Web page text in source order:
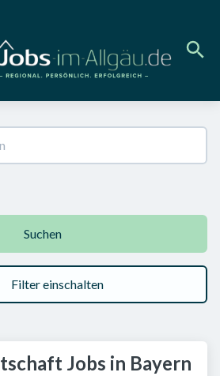
Suchen
Filter einschalten
Jobs in Bayern